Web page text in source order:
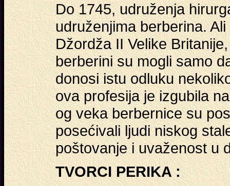
Do 1745, udruženja
udruženjima berberina.
Džordža II Velike
berberini su mogli samo
donosi istu odluku
ova profesija je izgubila
og veka berbernice su
posećivali ljudi niskog
poštovanje i uvaženost u
TVORCI PERIKA :